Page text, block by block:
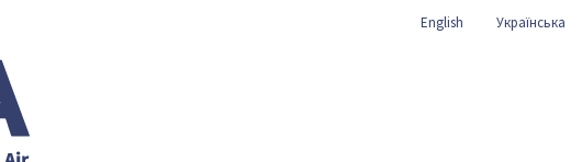
English Українська